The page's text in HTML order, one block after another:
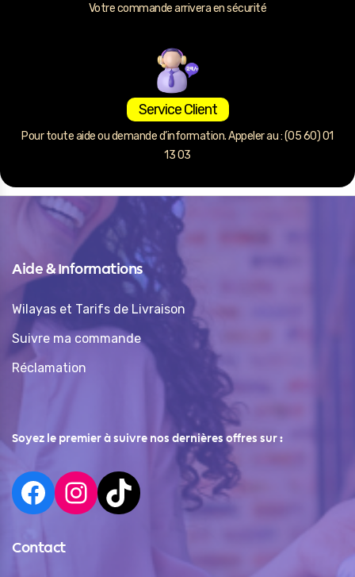
Votre commande arrivera en sécurité
Service Client
Pour toute aide ou demande d’information. Appeler au : (05 60) 01
13 03
Aide & Informations
Wilayas et Tarifs de Livraison
Suivre ma commande
Réclamation
Soyez le premier à suivre nos dernières offres sur :
Contact